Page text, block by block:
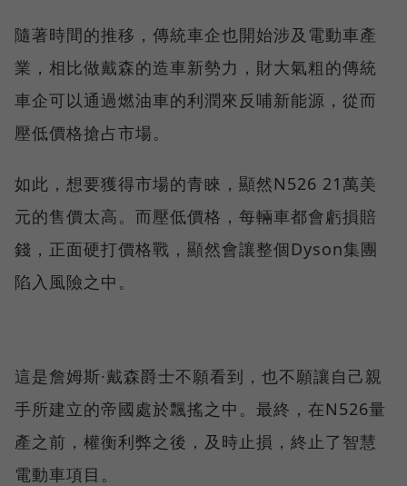
隨著時間的推移，傳統車企也開始涉及電動車產
業，相比做戴森的造車新勢力，財大氣粗的傳統
車企可以通過燃油車的利潤來反哺新能源，從而
壓低價格搶占市場。
如此，想要獲得市場的青睞，顯然N526 21萬美
元的售價太高。而壓低價格，每輛車都會虧損賠
錢，正面硬打價格戰，顯然會讓整個Dyson集團
陷入風險之中。
這是詹姆斯·戴森爵士不願看到，也不願讓自己親
手所建立的帝國處於飄搖之中。最終，在N526量
產之前，權衡利弊之後，及時止損，終止了智慧
電動車項目。